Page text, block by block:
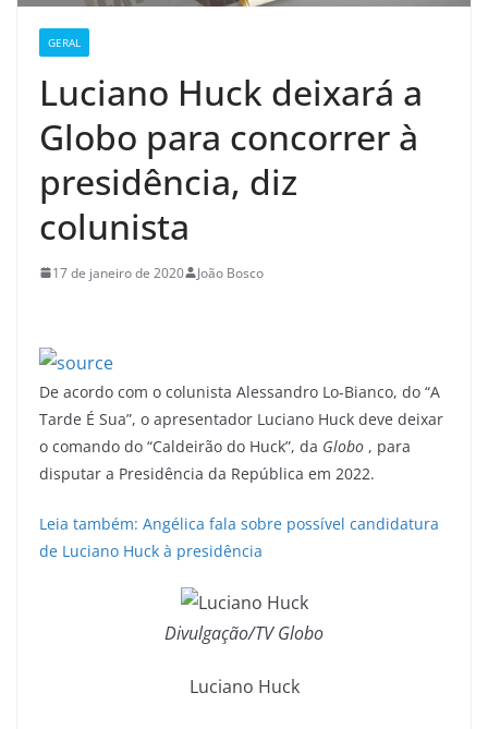
GERAL
Luciano Huck deixará a
Globo para concorrer à
presidência, diz
colunista
17 de janeiro de 2020 João Bosco
De acordo com o colunista Alessandro Lo-Bianco, do “A
Tarde É Sua”, o apresentador Luciano Huck deve deixar
o comando do “Caldeirão do Huck”, da Globo , para
disputar a Presidência da República em 2022.
Leia também: Angélica fala sobre possível candidatura
de Luciano Huck à presidência
Divulgação/TV Globo
Luciano Huck